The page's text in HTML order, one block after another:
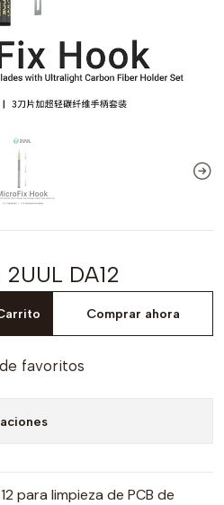
DA12
Comprar ahora
favoritos
para limpieza de PCB de